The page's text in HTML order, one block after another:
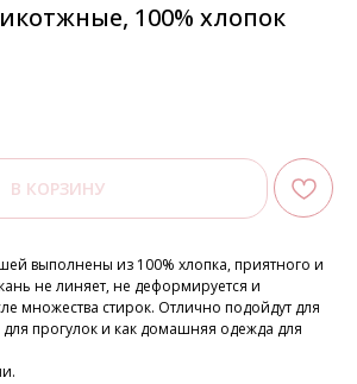
100% хлопок
В КОРЗИНУ
выполнены из 100% хлопка, приятного и
не линяет, не деформируется и
множества стирок. Отлично подойдут для
прогулок и как домашняя одежда для